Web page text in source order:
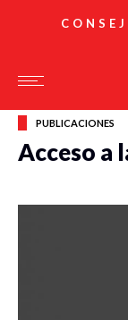
PUBLICACIONES
Acceso a